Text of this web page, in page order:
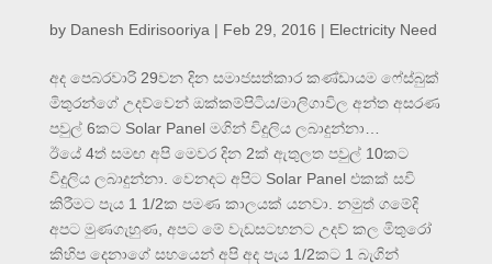
by Danesh Edirisooriya | Feb 29, 2016 | Electricity Need
අද පෙබරවාරි 29වන දින සමාජසත්කාර කණ්ඩායම ෆේස්බුක්
මිතුරන්ගේ උදව්වෙන් ඔක්කම්පිටිය/මාලිගාවිල අන්ත අසරණ
පවුල් 6කට Solar Panel මගින් විදුලිය ලබාදුන්නා…
ඊයේ 4ත් සමඟ අපි මෙවර දින 2ක් ඇතුලත පවුල් 10කට
විදුලිය ලබාදුන්නා. වෙනදට අපිට Solar Panel එකක් සවි
කිරීමට පැය 1 1/2ක පමණ කාලයක් යනවා. නමුත් ගමේදි
අපට මුණගැහුණ, අපට මේ වැඩසටහනට උදව් කල මිතුරෝ
කිහිප දෙනාගේ සහයෙන් අපි අද පැය 1/2කට 1 බැගින්